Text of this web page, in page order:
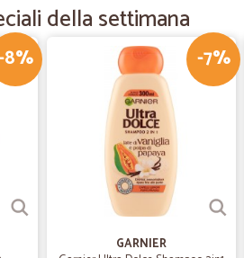
raggiunge il minimo. Tutto
Chiara F.
Ottimo servizio
Spesa arrivata puntualmente.
Pienamente soddisfatta.
Flavio B.
della settimana
-7%
GARNIER